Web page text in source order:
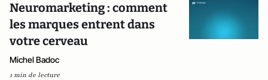
Neuromarketing : comment
les marques entrent dans
votre cerveau
Michel Badoc
1 min de lecture